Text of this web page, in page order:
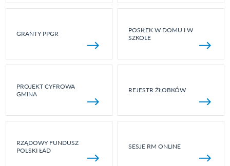
GRANTY PPGR
POSIŁEK W DOMU I W
SZKOLE
PROJEKT CYFROWA
GMINA
REJESTR ŻŁOBKÓW
RZĄDOWY FUNDUSZ
POLSKI ŁAD
SESJE RM ONLINE